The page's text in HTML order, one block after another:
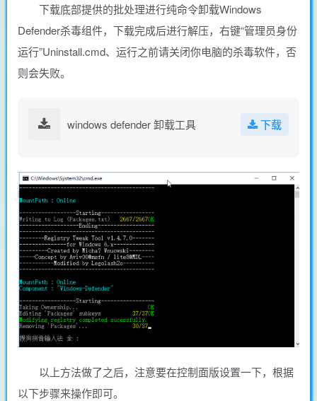
下载底部提供的批处理进行纯命令卸载Windows
Defender杀毒组件，下载完成后进行解压，右键“管理员身份
运行”Uninstall.cmd、运行之前请关闭你电脑的杀毒软件，否
则会失败。
windows defender 卸载工具 下载
以上方法做了之后，注意要在控制面版设置一下，根据
以下步骤来操作即可。